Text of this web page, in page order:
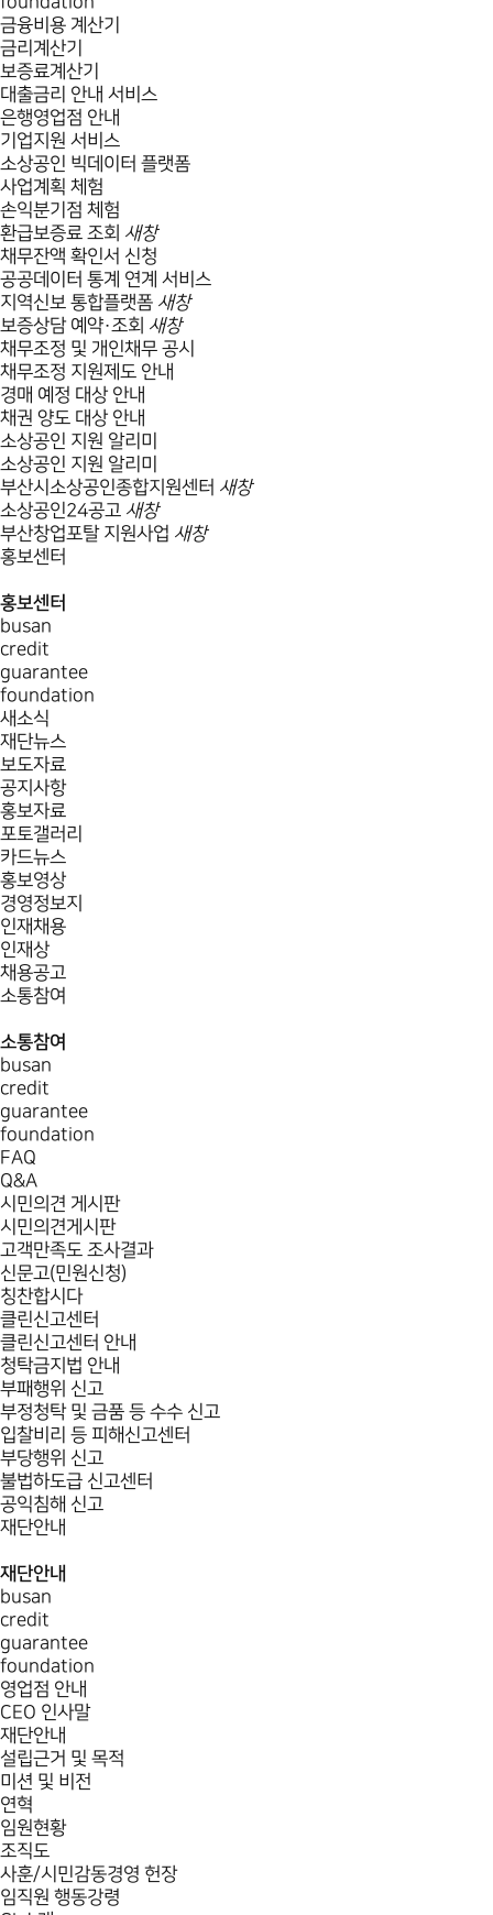
금융비용 계산기
금리계산기
보증료계산기
대출금리 안내 서비스
은행영업점 안내
기업지원 서비스
소상공인 빅데이터 플랫폼
사업계획 체험
손익분기점 체험
환급보증료 조회 새창
채무잔액 확인서 신청
공공데이터 통계 연계 서비스
지역신보 통합플랫폼 새창
보증상담 예약·조회 새창
채무조정 및 개인채무 공시
채무조정 지원제도 안내
경매 예정 대상 안내
채권 양도 대상 안내
소상공인 지원 알리미
소상공인 지원 알리미
부산시소상공인종합지원센터 새창
소상공인24공고 새창
부산창업포탈 지원사업 새창
홍보센터
홍보센터
busan
credit
guarantee
foundation
새소식
재단뉴스
보도자료
공지사항
홍보자료
포토갤러리
카드뉴스
홍보영상
경영정보지
인재채용
인재상
채용공고
소통참여
소통참여
busan
credit
guarantee
foundation
FAQ
Q&A
시민의견 게시판
시민의견게시판
고객만족도 조사결과
신문고(민원신청)
칭찬합시다
클린신고센터
클린신고센터 안내
청탁금지법 안내
부패행위 신고
부정청탁 및 금품 등 수수 신고
입찰비리 등 피해신고센터
부당행위 신고
불법하도급 신고센터
공익침해 신고
재단안내
재단안내
busan
credit
guarantee
foundation
영업점 안내
CEO 인사말
재단안내
설립근거 및 목적
미션 및 비전
연혁
임원현황
조직도
사훈/시민감동경영 헌장
임직원 행동강령